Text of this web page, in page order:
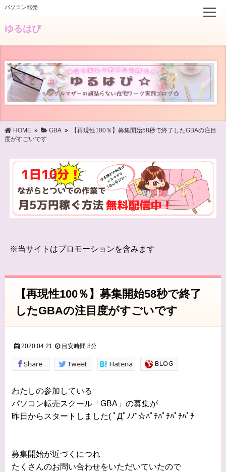
パソコン転売
ゆるはぴ
HOME» GBA»
【再現性100％】募集開始58秒で終了したGBAの注目
度がすごいです
※当サイトはプロモーションを含みます
【再現性100％】募集開始58秒で終了
したGBAの注目度がすごいです
2020.04.21 目安時間 8分
わたしの参加している
パソコン転売スクール「GBA」の募集が
昨日からスタートしました( ﾟДﾟﾉﾉ"☆ﾊﾟﾁﾊﾟﾁﾊﾟﾁﾊﾟﾁ
募集開始が近づくにつれ
たくさんのお問い合わせをいただいていたので